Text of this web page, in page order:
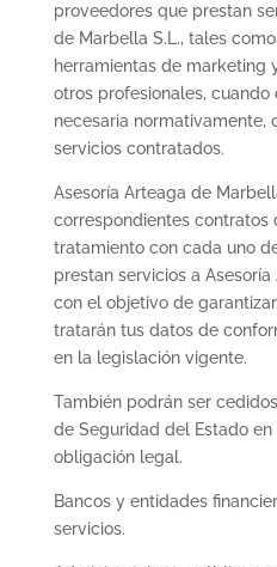
proveedores que prestan
de Marbella S.L., tales
herramientas de marketing
otros profesionales,
necesaria normativamente,
servicios contratados.
Asesoría Arteaga de
correspondientes contratos
tratamiento con cada uno
prestan servicios a
con el objetivo de
tratarán tus datos de
en la legislación vigente.
También podrán ser
de Seguridad del Estado
obligación legal.
Bancos y entidades
servicios.